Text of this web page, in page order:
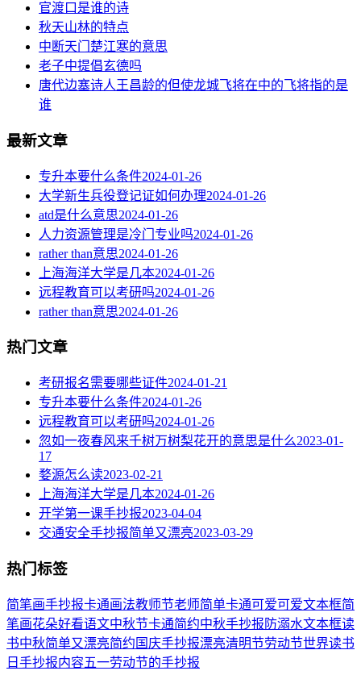
官渡口是谁的诗
秋天山林的特点
中断天门楚江寒的意思
老子中提倡玄德吗
唐代边塞诗人王昌龄的但使龙城飞将在中的飞将指的是
谁
最新文章
专升本要什么条件2024-01-26
大学新生兵役登记证如何办理2024-01-26
atd是什么意思2024-01-26
人力资源管理是冷门专业吗2024-01-26
rather than意思2024-01-26
上海海洋大学是几本2024-01-26
远程教育可以考研吗2024-01-26
rather than意思2024-01-26
热门文章
考研报名需要哪些证件2024-01-21
专升本要什么条件2024-01-26
远程教育可以考研吗2024-01-26
忽如一夜春风来千树万树梨花开的意思是什么2023-01-
17
婺源怎么读2023-02-21
上海海洋大学是几本2024-01-26
开学第一课手抄报2023-04-04
交通安全手抄报简单又漂亮2023-03-29
热门标签
简笔画手抄报卡通画法教师节老师简单卡通可爱可爱文本框简
笔画花朵好看语文中秋节卡通简约中秋手抄报 防溺水文本框读
书中秋简单又漂亮简约 国庆手抄报漂亮清明节劳动节世界读书
日 手抄报内容五一劳动节的手抄报